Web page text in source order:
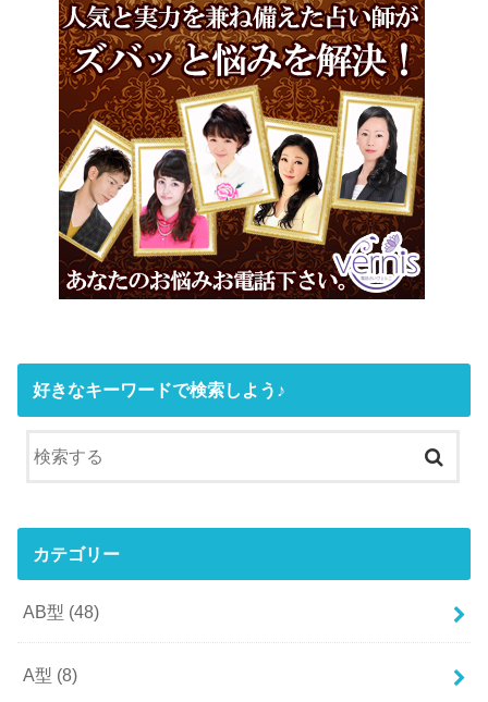
好きなキーワードで検索しよう♪
カテゴリー
AB型 (48)
A型 (8)